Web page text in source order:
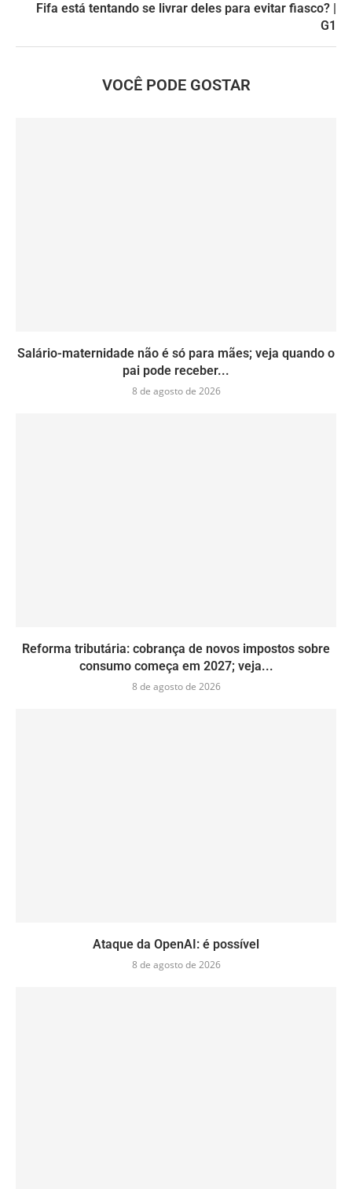
Fifa está tentando se livrar deles para evitar fiasco? |
G1
VOCÊ PODE GOSTAR
Salário-maternidade não é só para mães; veja quando o
pai pode receber...
8 de agosto de 2026
Reforma tributária: cobrança de novos impostos sobre
consumo começa em 2027; veja...
8 de agosto de 2026
Ataque da OpenAI: é possível
8 de agosto de 2026